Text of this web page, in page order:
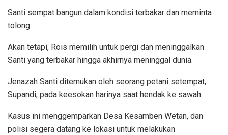
Santi sempat bangun dalam kondisi terbakar dan meminta
tolong.
Akan tetapi, Rois memilih untuk pergi dan meninggalkan
Santi yang terbakar hingga akhirnya meninggal dunia.
Jenazah Santi ditemukan oleh seorang petani setempat,
Supandi, pada keesokan harinya saat hendak ke sawah.
Kasus ini menggemparkan Desa Kesamben Wetan, dan
polisi segera datang ke lokasi untuk melakukan